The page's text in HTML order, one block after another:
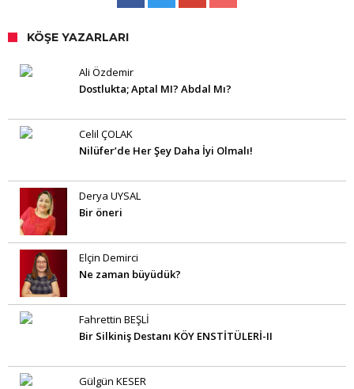
KÖŞE YAZARLARI
Ali Özdemir
Dostlukta; Aptal MI? Abdal Mı?
Celil ÇOLAK
Nilüfer’de Her Şey Daha İyi Olmalı!
Derya UYSAL
Bir öneri
Elçin Demirci
Ne zaman büyüdük?
Fahrettin BEŞLİ
Bir Silkiniş Destanı KÖY ENSTİTÜLERİ-II
Gülgün KESER